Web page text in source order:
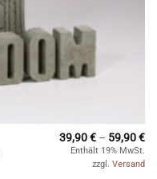
39,90€ – 59,90€
Enthält 19% MwSt.
zzgl.Versand